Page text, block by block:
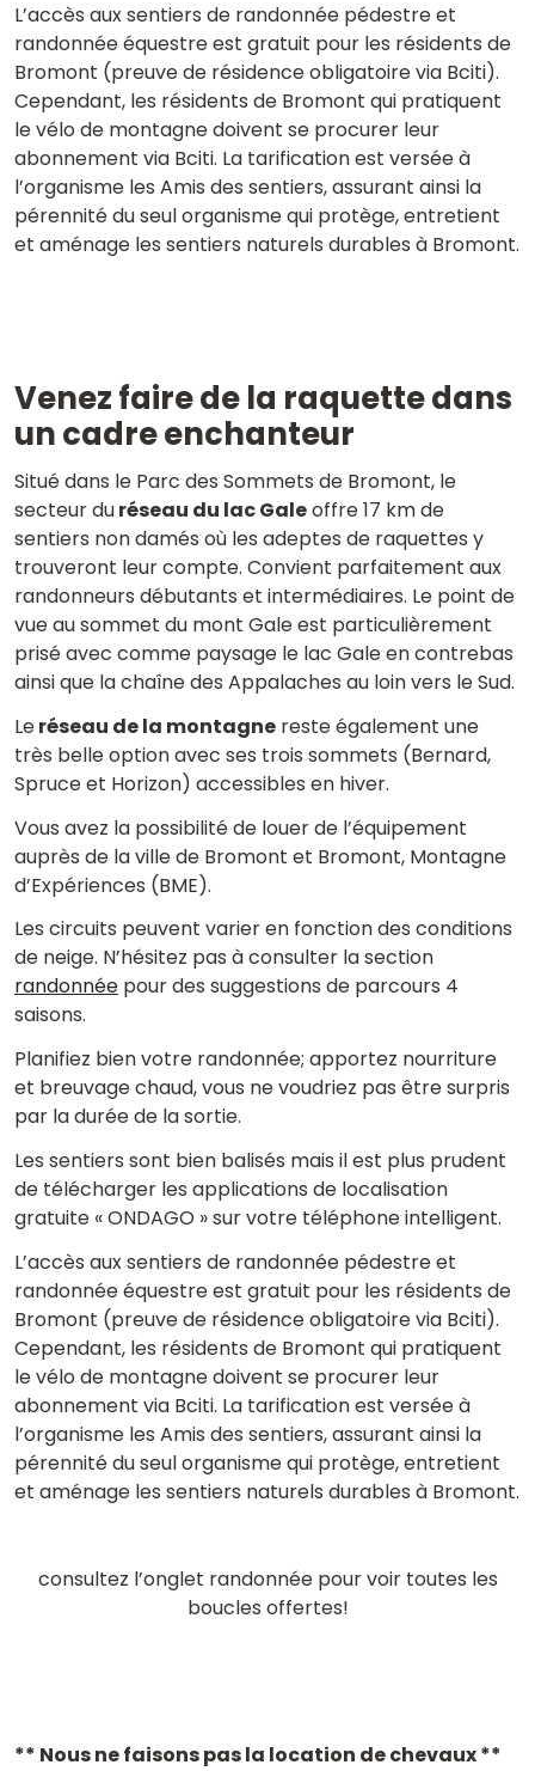
L’accès aux sentiers de randonnée pédestre et
randonnée équestre est gratuit pour les résidents de
Bromont (preuve de résidence obligatoire via Bciti).
Cependant, les résidents de Bromont qui pratiquent
le vélo de montagne doivent se procurer leur
abonnement via Bciti. La tarification est versée à
l’organisme les Amis des sentiers, assurant ainsi la
pérennité du seul organisme qui protège, entretient
et aménage les sentiers naturels durables à Bromont.
Venez faire de la raquette dans
un cadre enchanteur
Situé dans le Parc des Sommets de Bromont, le
secteur duréseau du lac Galeoffre 17 km de
sentiers non damés où les adeptes de raquettes y
trouveront leur compte. Convient parfaitement aux
randonneurs débutants et intermédiaires. Le point de
vue au sommet du mont Gale est particulièrement
prisé avec comme paysage le lac Gale en contrebas
ainsi que la chaîne des Appalaches au loin vers le Sud.
Leréseau de la montagne reste également une
très belle option avec ses trois sommets (Bernard,
Spruce et Horizon) accessibles en hiver.
Vous avez la possibilité de louer de l’équipement
auprès de la ville de Bromont et Bromont, Montagne
d’Expériences (BME).
Les circuits peuvent varier en fonction des conditions
de neige. N’hésitez pas à consulter la section
randonnée pour des suggestions de parcours 4
saisons.
Planifiez bien votre randonnée; apportez nourriture
et breuvage chaud, vous ne voudriez pas être surpris
par la durée de la sortie.
Les sentiers sont bien balisés mais il est plus prudent
de télécharger les applications de localisation
gratuite « ONDAGO » sur votre téléphone intelligent.
L’accès aux sentiers de randonnée pédestre et
randonnée équestre est gratuit pour les résidents de
Bromont (preuve de résidence obligatoire via Bciti).
Cependant, les résidents de Bromont qui pratiquent
le vélo de montagne doivent se procurer leur
abonnement via Bciti. La tarification est versée à
l’organisme les Amis des sentiers, assurant ainsi la
pérennité du seul organisme qui protège, entretient
et aménage les sentiers naturels durables à Bromont.
consultez l’onglet randonnée pour voir toutes les
boucles offertes!
** Nous ne faisons pas la location de chevaux **